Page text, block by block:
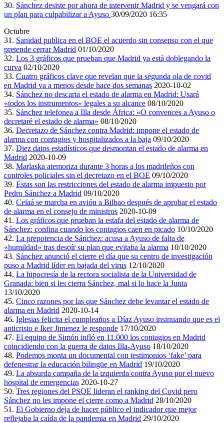
30. Sánchez desiste por ahora de intervenir Madrid y se vengará con
un plan para culpabilizar a Ayuso 30/09/2020 16:35
Octubre
31. Sanidad publica en el BOE el acuerdo sin consenso con el que
pretende cerrar Madrid 01/10/2020
32. Los 3 gráficos que prueban que Madrid ya está doblegando la
curva 02/10/2020
33. Cuatro gráficos clave que revelan que la segunda ola de covid
en Madrid va a menos desde hace dos semanas 2020-10-02
34. Sánchez no descarta el estado de alarma en Madrid: Usará
«todos los instrumentos» legales a su alcance 08/10/2020
35. Sánchez telefonea a Illa desde África: «O convences a Ayuso o
decretaré el estado de alarma» 08/10/2020
36. Decretazo de Sánchez contra Madrid: impone el estado de
alarma con contagios y hospitalizados a la baja 09/10/2020
37. Diez datos estadísticos que desmontan el estado de alarma en
Madrid 2020-10-09
38. Marlaska atemoriza durante 3 horas a los madrileños con
controles policiales sin el decretazo en el BOE 09/10/2020
39. Estas son las restricciones del estado de alarma impuesto por
Pedro Sánchez a Madrid 09/10/2020
40. Celaá se marcha en avión a Bilbao después de aprobar el estado
de alarma en el consejo de ministros 2020-10-09
41. Los gráficos que prueban la estafa del estado de alarma de
Sánchez: confina cuando los contagios caen en picado 10/10/2020
42. La prepotencia de Sánchez: acusa a Ayuso de falta de
«humildad» tras desoír su plan que evitaba la alarma 10/10/2020
43. Sánchez anunció el cierre el día que su centro de investigación
puso a Madrid líder en bajada del virus 12/10/2020
44. La hipocresía de la rectora socialista de la Universidad de
Granada: bien si les cierra Sánchez, mal si lo hace la Junta
13/10/2020
45. Cinco razones por las que Sánchez debe levantar el estado de
alarma en Madrid 2020-10-14
46. Iglesias felicita el cumpleaños a Díaz Ayuso insinuando que es el
anticristo e Iker Jimenez le responde 17/10/2020
47. El equipo de Simón infló en 11.000 los contagios en Madrid
coincidiendo con la guerra de datos Illa-Ayuso 18/10/2020
48. Podemos monta un documental con testimonios ‘fake’ para
defenestrar la educación bilingüe en Madrid 19/10/2020
49. La absurda campaña de la izquierda contra Ayuso por el nuevo
hospital de emergencias 2020-10-27
50. Tres regiones del PSOE lideran el ranking del Covid pero
Sánchez no les impone el cierre como a Madrid 28/10/2020
51. El Gobierno deja de hacer público el indicador que mejor
reflejaba la caída de la pandemia en Madrid 29/10/2020